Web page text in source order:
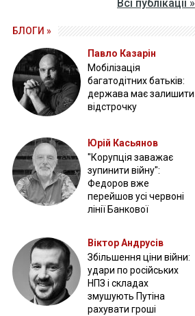
Всі публікації »
БЛОГИ »
Павло Казарін
Мобілізація
багатодітних батьків:
держава має залишити
відстрочку
Юрій Касьянов
"Корупція заважає
зупинити війну":
Федоров вже
перейшов усі червоні
лінії Банкової
Віктор Андрусів
Збільшення ціни війни:
удари по російських
НПЗ і складах
змушують Путіна
рахувати гроші